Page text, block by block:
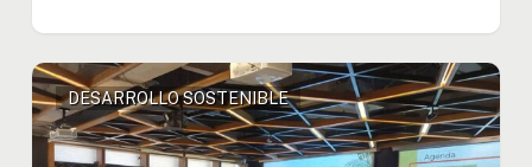
Diálogo
regional
impulsa
una
DESARROLLO SOSTENIBLE